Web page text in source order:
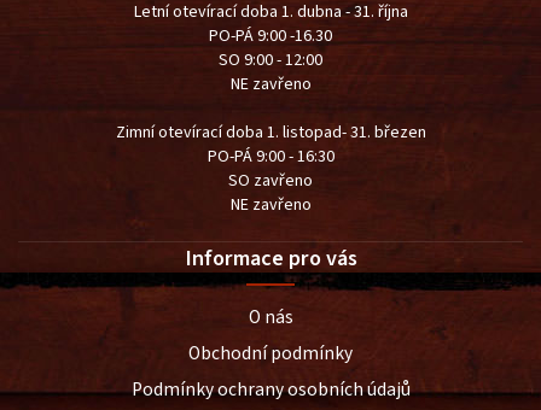
Letní otevírací doba 1. dubna - 31. října
PO-PÁ 9:00 -16.30
SO 9:00 - 12:00
NE zavřeno
Zimní otevírací doba 1. listopad- 31. březen
PO-PÁ 9:00 - 16:30
SO zavřeno
NE zavřeno
Informace pro vás
O nás
Obchodní podmínky
Podmínky ochrany osobních údajů